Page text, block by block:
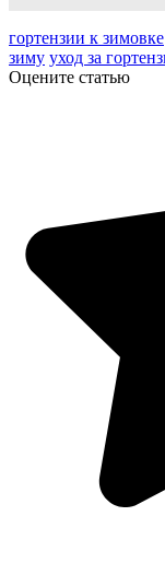
гортензии к зимовке
зиму уход за
Оцените статью